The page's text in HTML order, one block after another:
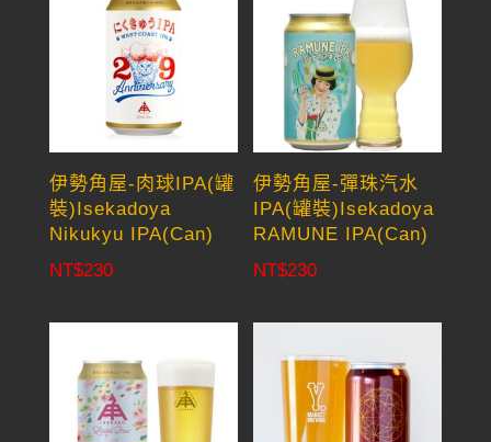
伊勢角屋-肉球IPA(罐
裝)Isekadoya
Nikukyu IPA(Can)
NT$230
伊勢角屋-彈珠汽水
IPA(罐裝)Isekadoya
RAMUNE IPA(Can)
NT$230